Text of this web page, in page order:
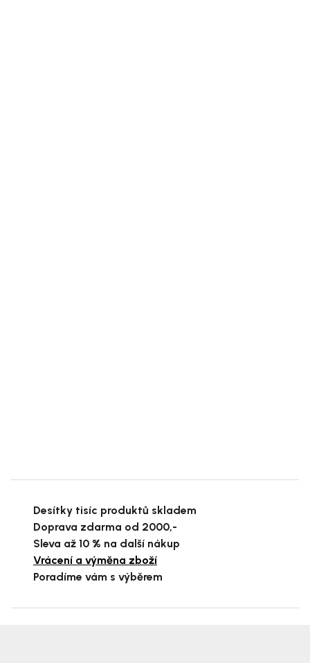
Desítky tisíc produktů skladem
Doprava zdarma od 2000,-
Sleva až 10 % na další nákup
Vrácení a výměna zboží
Poradíme vám s výběrem